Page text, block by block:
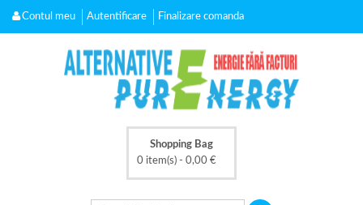
Contul meu Autentificare Finalizare comanda
Shopping Bag
0 item(s) - 0,00 €